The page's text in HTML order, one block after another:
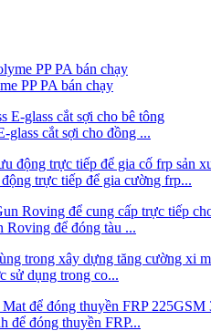
PP PA bán chạy
glass cắt sợi cho đồng ...
trực tiếp để gia cường frp...
Roving để đóng tàu ...
sử dụng trong co...
để đóng thuyền FRP...